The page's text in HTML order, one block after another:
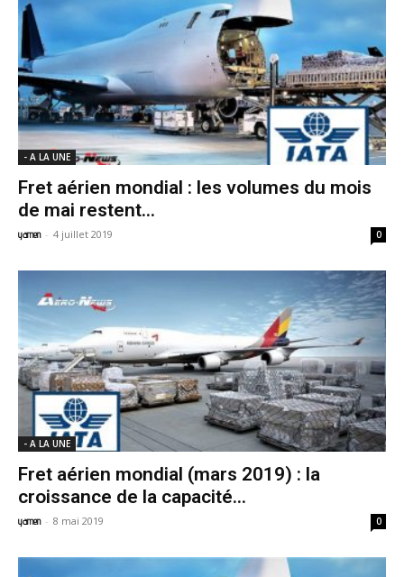
- A LA UNE
Fret aérien mondial : les volumes du mois
de mai restent...
yamen - 4 juillet 2019 0
- A LA UNE
Fret aérien mondial (mars 2019) : la
croissance de la capacité...
yamen - 8 mai 2019 0